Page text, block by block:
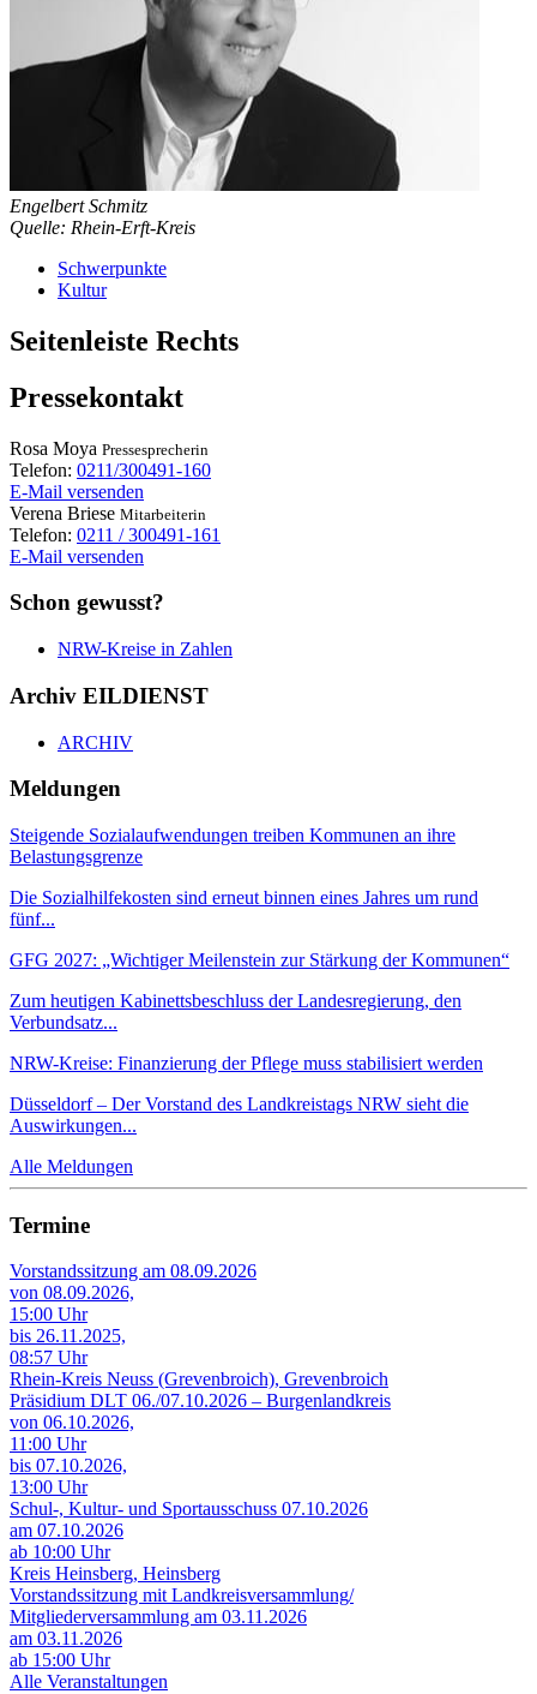
Engelbert Schmitz
Quelle: Rhein-Erft-Kreis
Schwerpunkte
Kultur
Seitenleiste Rechts
Pressekontakt
Rosa Moya Pressesprecherin
Telefon: 0211/300491-160
E-Mail versenden
Verena Briese Mitarbeiterin
Telefon: 0211 / 300491-161
E-Mail versenden
Schon gewusst?
NRW-Kreise in Zahlen
Archiv EILDIENST
ARCHIV
Meldungen
Steigende Sozialaufwendungen treiben Kommunen an ihre
Belastungsgrenze
Die Sozialhilfekosten sind erneut binnen eines Jahres um rund
fünf...
GFG 2027: „Wichtiger Meilenstein zur Stärkung der Kommunen“
Zum heutigen Kabinettsbeschluss der Landesregierung, den
Verbundsatz...
NRW-Kreise: Finanzierung der Pflege muss stabilisiert werden
Düsseldorf – Der Vorstand des Landkreistags NRW sieht die
Auswirkungen...
Alle Meldungen
Termine
Vorstandssitzung am 08.09.2026
von 08.09.2026,
15:00 Uhr
bis 26.11.2025,
08:57 Uhr
Rhein-Kreis Neuss (Grevenbroich), Grevenbroich
Präsidium DLT 06./07.10.2026 – Burgenlandkreis
von 06.10.2026,
11:00 Uhr
bis 07.10.2026,
13:00 Uhr
Schul-, Kultur- und Sportausschuss 07.10.2026
am 07.10.2026
ab 10:00 Uhr
Kreis Heinsberg, Heinsberg
Vorstandssitzung mit Landkreisversammlung/
Mitgliederversammlung am 03.11.2026
am 03.11.2026
ab 15:00 Uhr
Alle Veranstaltungen